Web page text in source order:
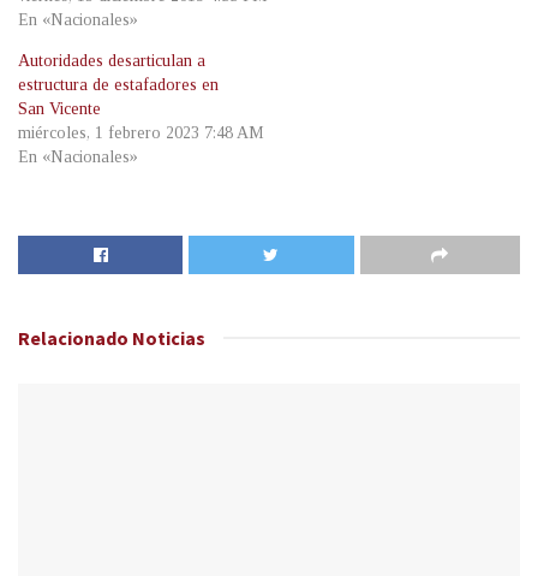
En «Nacionales»
Autoridades desarticulan a
estructura de estafadores en
San Vicente
miércoles, 1 febrero 2023 7:48 AM
En «Nacionales»
Relacionado Noticias